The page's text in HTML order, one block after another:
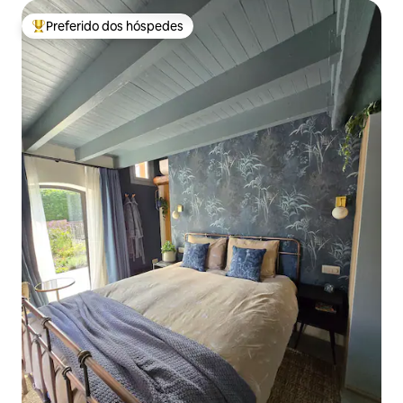
Entre os melhores preferidos dos hóspedes
Preferido dos hóspedes